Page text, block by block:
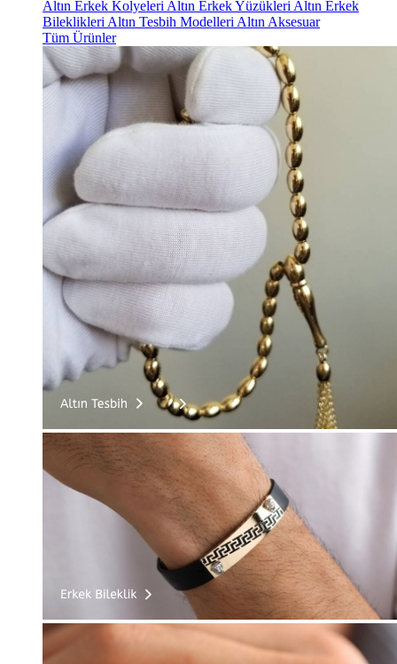
Altın Erkek Kolyeleri Altın Erkek Yüzükleri Altın Erkek
Bileklikleri Altın Tesbih Modelleri Altın Aksesuar
Tüm Ürünler